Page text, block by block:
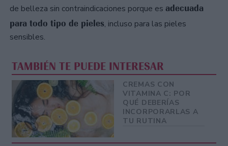
de belleza sin contraindicaciones porque es adecuada
para todo tipo de pieles, incluso para las pieles
sensibles.
TAMBIÉN TE PUEDE INTERESAR
CREMAS CON
VITAMINA C: POR
QUÉ DEBERÍAS
INCORPORARLAS A
TU RUTINA